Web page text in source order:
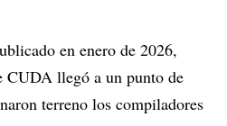
en enero de 2026,
CUDA llegó a un punto de
terreno los compiladores